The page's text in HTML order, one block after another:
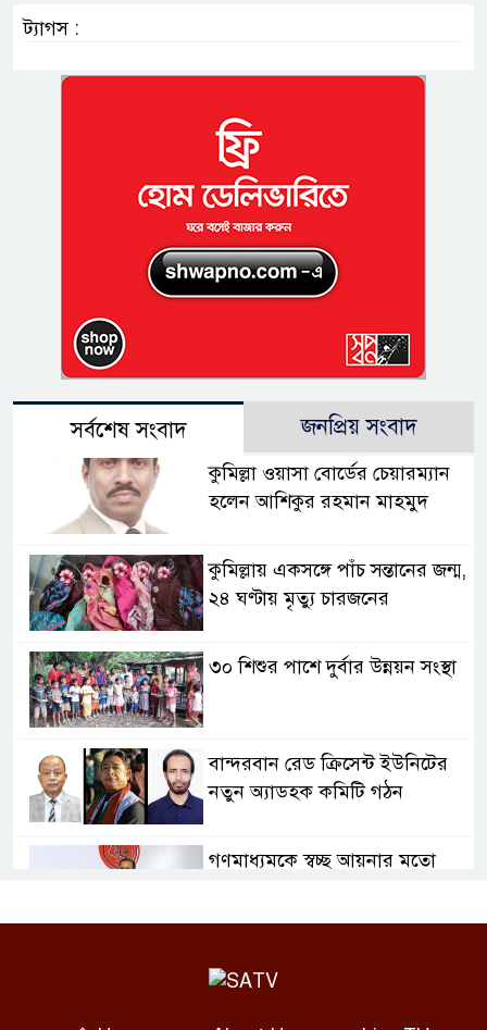
ট্যাগস :
সর্বশেষ সংবাদ জনপ্রিয় সংবাদ
কুমিল্লা ওয়াসা বোর্ডের চেয়ারম্যান
হলেন আশিকুর রহমান মাহমুদ
কুমিল্লায় একসঙ্গে পাঁচ সন্তানের জন্ম,
২৪ ঘণ্টায় মৃত্যু চারজনের
৩০ শিশুর পাশে দুর্বার উন্নয়ন সংস্থা
বান্দরবান রেড ক্রিসেন্ট ইউনিটের
নতুন অ্যাডহক কমিটি গঠন
গণমাধ্যমকে স্বচ্ছ আয়নার মতো
সাতক্ষীরায় স্মারকলিপি, আলোচনা